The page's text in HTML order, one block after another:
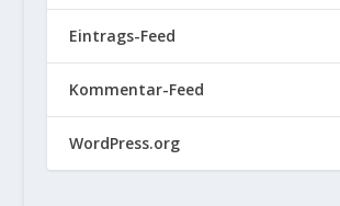
Eintrags-Feed
Kommentar-Feed
WordPress.org